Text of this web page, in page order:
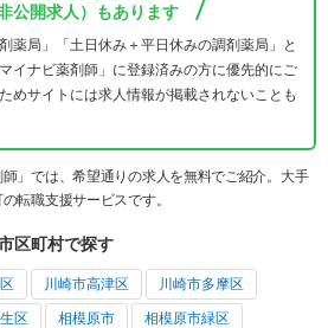
公開求人）もあります
薬局」「土日休み＋平日休みの調剤薬局」と
イナビ薬剤師」に登録済みの方に優先的にご
めサイトには求人情報が掲載されないことも
」では、希望通りの求人を無料でご紹介。大手
転職支援サービスです。
区町村で探す
川崎市高津区 川崎市多摩区
区 相模原市 相模原市緑区